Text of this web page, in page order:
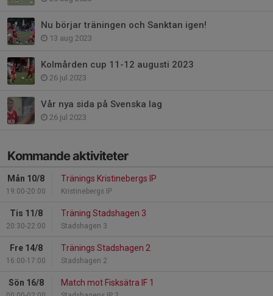
Nu börjar träningen och Sanktan igen!
13 aug 2023
Kolmården cup 11-12 augusti 2023
26 jul 2023
Vår nya sida på Svenska lag
26 jul 2023
Kommande aktiviteter
Mån 10/8
19:00-20:00
Tränings Kristinebergs IP
Kristinebergs IP
Tis 11/8
20:30-22:00
Träning Stadshagen 3
Stadshagen 3
Fre 14/8
16:00-17:00
Tränings Stadshagen 2
Stadshagen 2
Sön 16/8 Match mot Fisksätra IF 1